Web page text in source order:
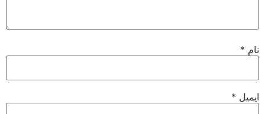
نام *
ایمیل *